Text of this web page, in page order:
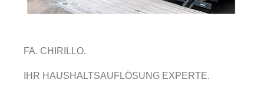
FA. CHIRILLO.
IHR HAUSHALTSAUFLÖSUNG EXPERTE.